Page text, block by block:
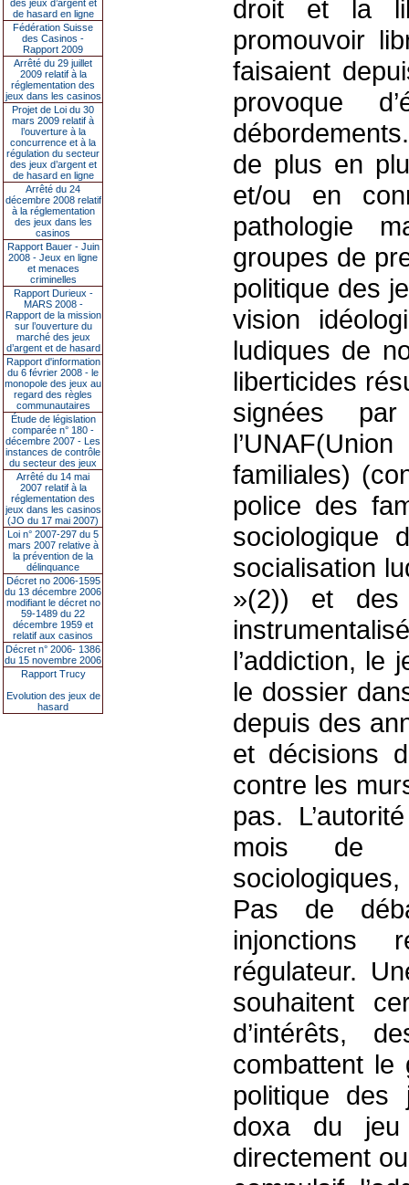
des jeux d’argent et
de hasard en ligne
Fédération Suisse
des Casinos -
Rapport 2009
Arrêté du 29 juillet
2009 relatif à la
réglementation des
jeux dans les casinos
Projet de Loi du 30
mars 2009 relatif à
l’ouverture à la
concurrence et à la
régulation du secteur
des jeux d’argent et
de hasard en ligne
Arrêté du 24
décembre 2008 relatif
à la réglementation
des jeux dans les
casinos
Rapport Bauer - Juin
2008 - Jeux en ligne
et menaces
criminelles
Rapport Durieux -
MARS 2008 -
Rapport de la mission
sur l’ouverture du
marché des jeux
d’argent et de hasard
Rapport d'information
du 6 février 2008 - le
monopole des jeux au
regard des règles
communautaires
Étude de législation
comparée n° 180 -
décembre 2007 - Les
instances de contrôle
du secteur des jeux
Arrêté du 14 mai
2007 relatif à la
réglementation des
jeux dans les casinos
(JO du 17 mai 2007)
Loi n° 2007-297 du 5
mars 2007 relative à
la prévention de la
délinquance
Décret no 2006-1595
du 13 décembre 2006
modifiant le décret no
59-1489 du 22
décembre 1959 et
relatif aux casinos
Décret n° 2006- 1386
du 15 novembre 2006
Rapport Trucy
Evolution des jeux de
hasard
droit et la
promouvoir
faisaient
provoque
de plus en
et/ou en
pathologie
groupes de
politique des
vision
ludiques de
liberticides
signées
familiales)
police des
sociologique
socialisation
»(2)) et des
l’addiction,
le dossier
depuis des
et décisions
contre les
pas.
mois de
Pas de
injonctions
régulateur.
souhaitent
d’intérêts,
combattent le
politique des
doxa du jeu
directement